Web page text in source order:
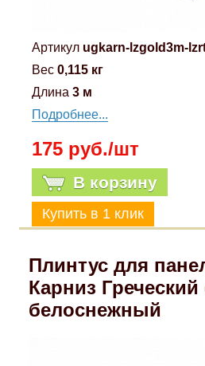
Артикул ugkarn-lzgold3m-
Вес 0,115 кг
Длина 3 м
Подробнее...
175 руб./шт
В корзину
Плинтус для
Карниз Греческий
белоснежный